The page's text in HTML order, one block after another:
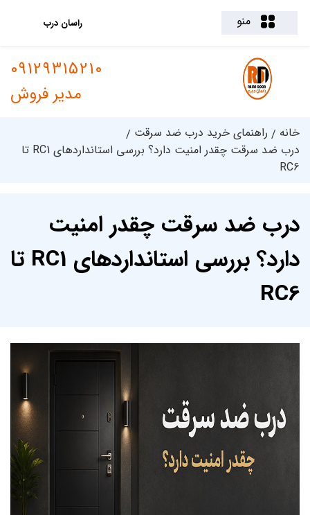
منو راسان درب
09129315210
مدیر فروش
خانه
راهنمای خرید درب ضد سرقت
درب ضد سرقت چقدر امنیت دارد؟ بررسی استانداردهای RC1 تا
RC6
درب ضد سرقت چقدر امنیت
دارد؟ بررسی استانداردهای RC1 تا
RC6